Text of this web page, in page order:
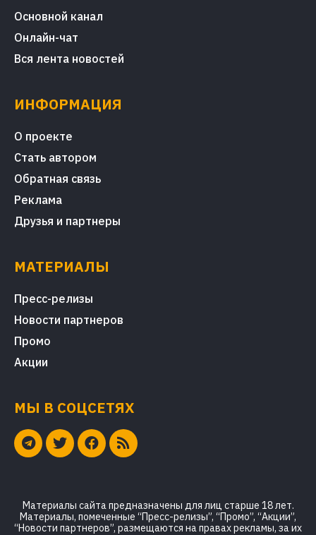
Основной канал
Онлайн-чат
Вся лента новостей
ИНФОРМАЦИЯ
О проекте
Стать автором
Обратная связь
Реклама
Друзья и партнеры
МАТЕРИАЛЫ
Пресс-релизы
Новости партнеров
Промо
Акции
МЫ В СОЦСЕТЯХ
Материалы сайта предназначены для лиц старше 18 лет.
Материалы, помеченные “Пресс-релизы”, “Промо”, “Акции”,
“Новости партнеров”, размещаются на правах рекламы, за их